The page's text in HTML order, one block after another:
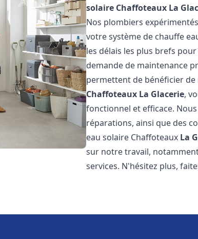
solaire Chaffoteaux La
Nos plombiers
votre système de chauffe
les délais les plus brefs
demande de maintenance
permettent de bénéficier de
Chaffoteaux La Glacerie,
fonctionnel et efficace.
réparations, ainsi que des
eau solaire Chaffoteaux La
sur notre travail,
services. N'hésitez plus,